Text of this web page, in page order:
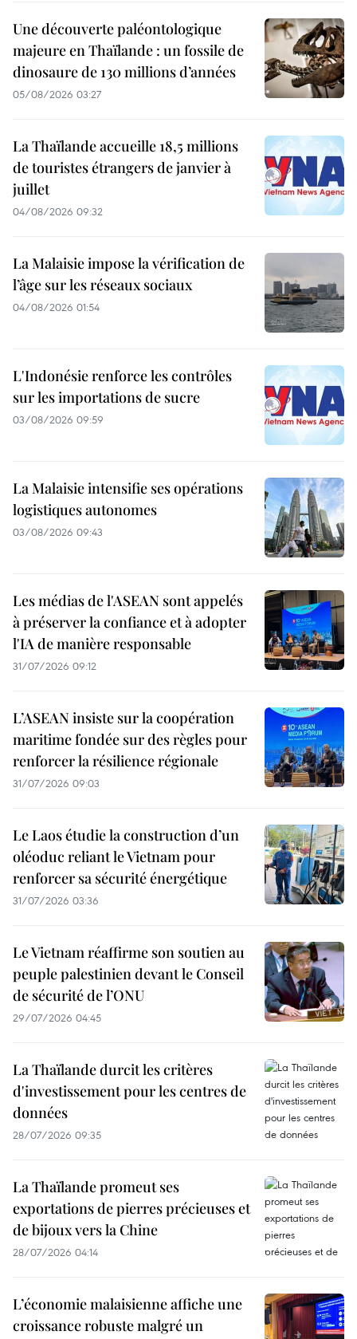
Une découverte paléontologique
majeure en Thaïlande : un fossile de
dinosaure de 130 millions d’années
05/08/2026 03:27
La Thaïlande accueille 18,5 millions
de touristes étrangers de janvier à
juillet
04/08/2026 09:32
La Malaisie impose la vérification de
l’âge sur les réseaux sociaux
04/08/2026 01:54
L'Indonésie renforce les contrôles
sur les importations de sucre
03/08/2026 09:59
La Malaisie intensifie ses opérations
logistiques autonomes
03/08/2026 09:43
Les médias de l'ASEAN sont appelés
à préserver la confiance et à adopter
l'IA de manière responsable
31/07/2026 09:12
L’ASEAN insiste sur la coopération
maritime fondée sur des règles pour
renforcer la résilience régionale
31/07/2026 09:03
Le Laos étudie la construction d’un
oléoduc reliant le Vietnam pour
renforcer sa sécurité énergétique
31/07/2026 03:36
Le Vietnam réaffirme son soutien au
peuple palestinien devant le Conseil
de sécurité de l’ONU
29/07/2026 04:45
La Thaïlande durcit les critères
d'investissement pour les centres de
données
28/07/2026 09:35
La Thaïlande promeut ses
exportations de pierres précieuses et
de bijoux vers la Chine
28/07/2026 04:14
L’économie malaisienne affiche une
croissance robuste malgré un